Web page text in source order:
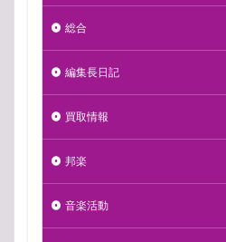
総合
編集長日記
買取情報
邦楽
音楽活動